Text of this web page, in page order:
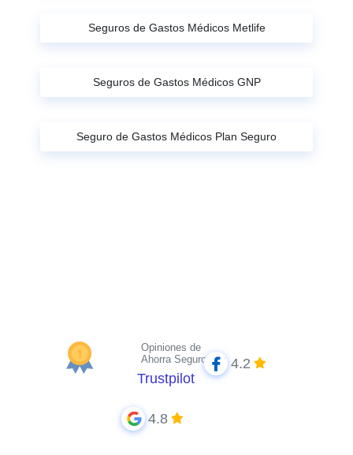
Seguros de Gastos Médicos Metlife
Seguros de Gastos Médicos GNP
Seguro de Gastos Médicos Plan Seguro
Opiniones de
Ahorra Seguros
Trustpilot
4.2
4.8